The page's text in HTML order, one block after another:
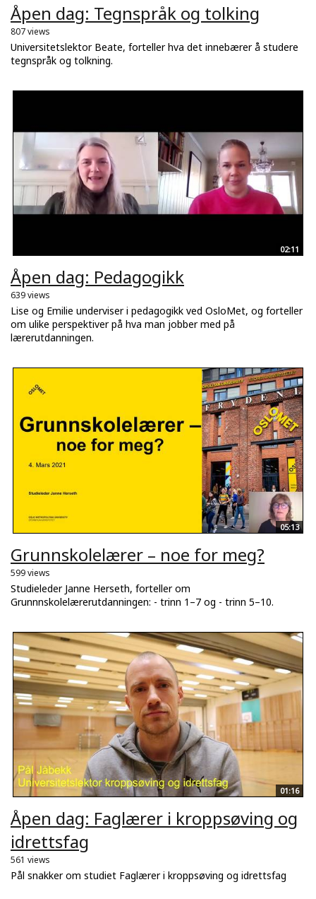
Åpen dag: Tegnspråk og tolking
807 views
Universitetslektor Beate, forteller hva det innebærer å studere
tegnspråk og tolkning.
02:11
Åpen dag: Pedagogikk
639 views
Lise og Emilie underviser i pedagogikk ved OsloMet, og forteller
om ulike perspektiver på hva man jobber med på
lærerutdanningen.
05:13
Grunnskolelærer – noe for meg?
599 views
Studieleder Janne Herseth, forteller om
Grunnnskolelærerutdanningen: - trinn 1–7 og - trinn 5–10.
01:16
Åpen dag: Faglærer i kroppsøving og
idrettsfag
561 views
Pål snakker om studiet Faglærer i kroppsøving og idrettsfag